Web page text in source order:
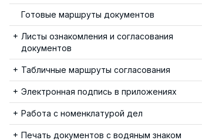
Готовые маршруты документов
Листы ознакомления и согласования
документов
Табличные маршруты согласования
Электронная подпись в приложениях
Работа с номенклатурой дел
Печать документов с водяным знаком